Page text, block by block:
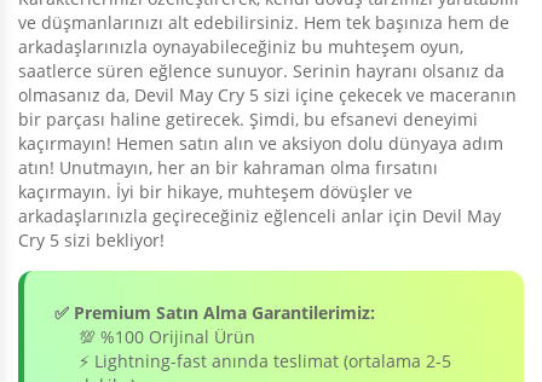
ve düşmanlarınızı alt edebilirsiniz. Hem tek başınıza hem de
arkadaşlarınızla oynayabileceğiniz bu muhteşem oyun,
saatlerce süren eğlence sunuyor. Serinin hayranı olsanız da
olmasanız da, Devil May Cry 5 sizi içine çekecek ve maceranın
bir parçası haline getirecek. Şimdi, bu efsanevi deneyimi
kaçırmayın! Hemen satın alın ve aksiyon dolu dünyaya adım
atın! Unutmayın, her an bir kahraman olma fırsatını
kaçırmayın. İyi bir hikaye, muhteşem dövüşler ve
arkadaşlarınızla geçireceğiniz eğlenceli anlar için Devil May
Cry 5 sizi bekliyor!
✅ Premium Satın Alma Garantilerimiz:
💯 %100 Orijinal Ürün
⚡ Lightning-fast anında teslimat (ortalama 2-5